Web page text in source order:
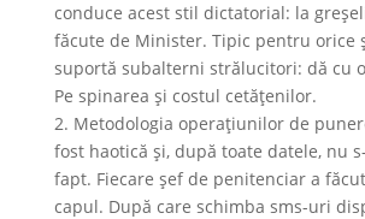
conduce acest stil dictatorial: la
făcute de Minister. Tipic pentru orice
suportă subalterni strălucitori: dă cu
Pe spinarea şi costul cetăţenilor.
2. Metodologia operaţiunilor de
fost haotică şi, după toate datele, nu
fapt. Fiecare şef de penitenciar a
capul. După care schimba sms-uri